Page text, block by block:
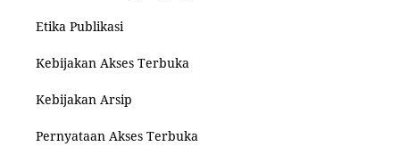
Etika Publikasi
Kebijakan Akses Terbuka
Kebijakan Arsip
Pernyataan Akses Terbuka